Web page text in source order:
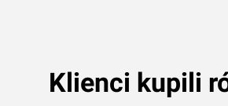
Klienci kupili